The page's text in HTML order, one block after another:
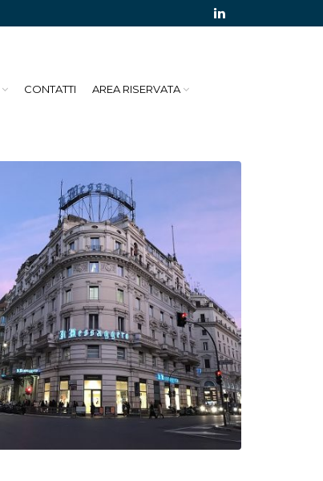
CONTATTI AREA RISERVATA